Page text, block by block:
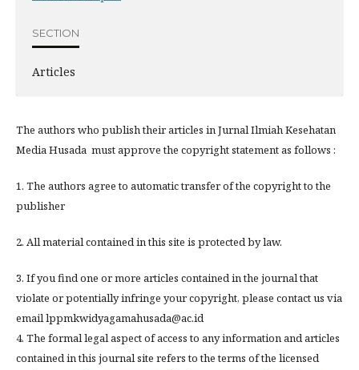
SECTION
Articles
The authors who publish their articles in Jurnal Ilmiah Kesehatan
Media Husada must approve the copyright statement as follows :
1. The authors agree to automatic transfer of the copyright to the
publisher
2. All material contained in this site is protected by law.
3. If you find one or more articles contained in the journal that
violate or potentially infringe your copyright, please contact us via
email lppmkwidyagamahusada@ac.id
4. The formal legal aspect of access to any information and articles
contained in this journal site refers to the terms of the licensed